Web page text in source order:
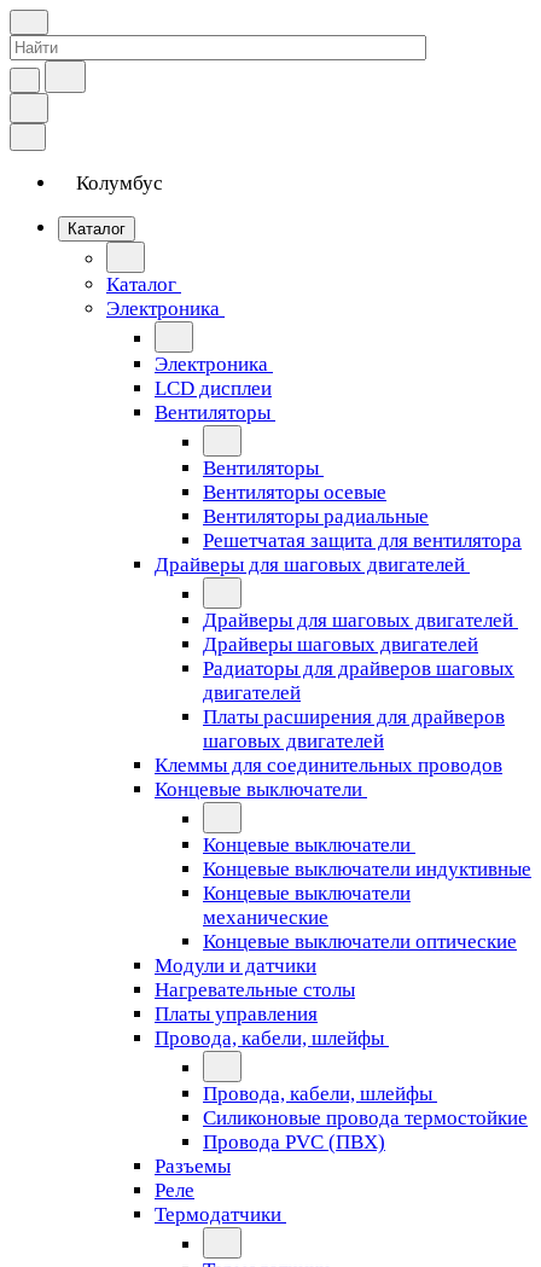
Колумбус
Каталог
Каталог
Электроника
Электроника
LCD дисплеи
Вентиляторы
Вентиляторы
Вентиляторы осевые
Вентиляторы радиальные
Решетчатая защита для вентилятора
Драйверы для шаговых двигателей
Драйверы для шаговых двигателей
Драйверы шаговых двигателей
Радиаторы для драйверов шаговых
двигателей
Платы расширения для драйверов
шаговых двигателей
Клеммы для соединительных проводов
Концевые выключатели
Концевые выключатели
Концевые выключатели индуктивные
Концевые выключатели
механические
Концевые выключатели оптические
Модули и датчики
Нагревательные столы
Платы управления
Провода, кабели, шлейфы
Провода, кабели, шлейфы
Силиконовые провода термостойкие
Провода PVC (ПВХ)
Разъемы
Реле
Термодатчики